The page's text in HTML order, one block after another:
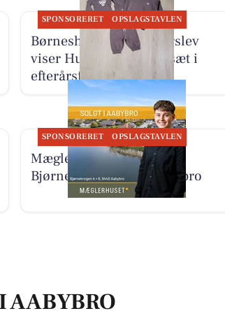
SPONSORERET OPSLAGSTAVLEN
Børneshoppen Brønderslev
viser Hummel-joggingsæt i
efterårsfarver
SPONSORERET OPSLAGSTAVLEN
Mæglerhuset har solgt
Bjørnekrogen 4+6 i Aabybro
AABYBRO